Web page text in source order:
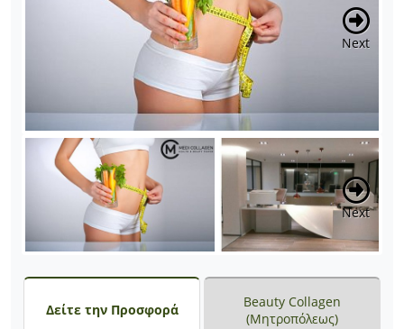
Next
Next
Δείτε την Προσφορά
Beauty Collagen
(Μητροπόλεως)